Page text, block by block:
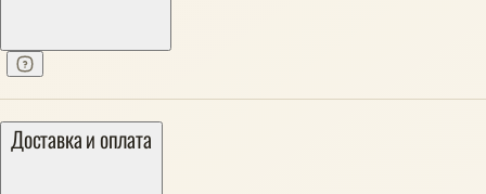
Доставка и оплата